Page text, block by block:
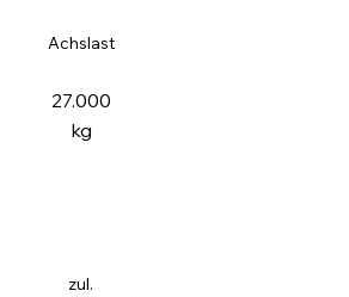
Achslast
27.000
kg
zul.